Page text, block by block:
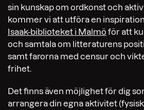
sin kunskap om ordkonst och
kommer vi att utföra en
Isaak-biblioteket i Malmö för att
och samtala om litteraturens
samt farorna med censur och
frihet.
Det finns även möjlighet för dig
arrangera din egna aktivitet